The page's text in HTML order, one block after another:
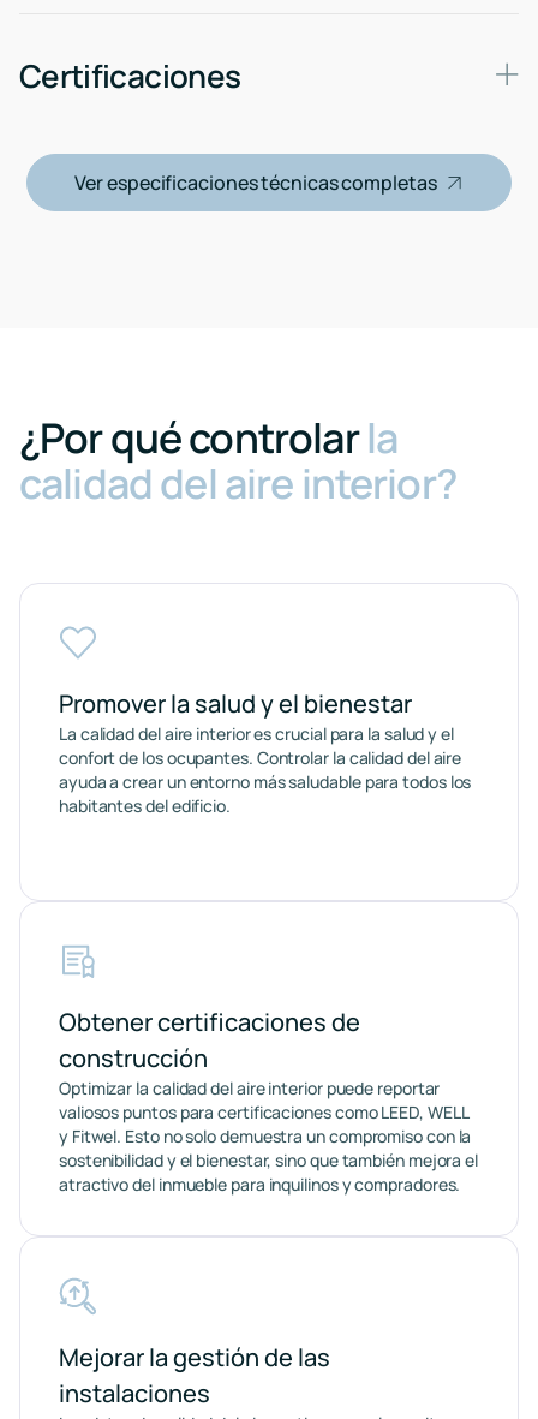
Certificaciones
Ver especificaciones técnicas completas
¿Por qué controlarla
calidad del aire interior?
Promover la salud y el bienestar
La calidad del aire interior es crucial para la salud y el
confort de los ocupantes. Controlar la calidad del aire
ayuda a crear un entorno más saludable para todos los
habitantes del edificio.
Obtener certificaciones de
construcción
Optimizar la calidad del aire interior puede reportar
valiosos puntos para certificaciones como LEED, WELL
y Fitwel. Esto no solo demuestra un compromiso con la
sostenibilidad y el bienestar, sino que también mejora el
atractivo del inmueble para inquilinos y compradores.
Mejorar la gestión de las
instalaciones